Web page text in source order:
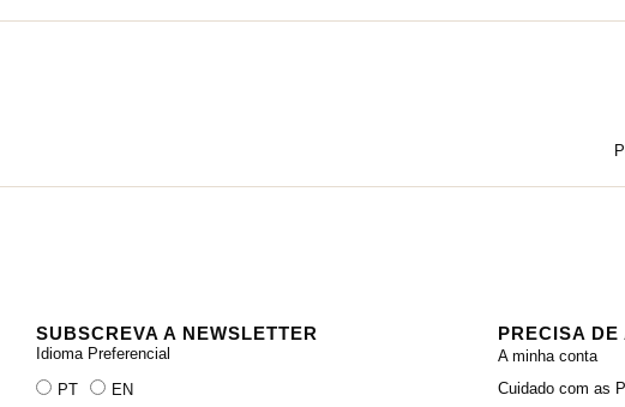
SUBSCREVA A NEWSLETTER
Idioma Preferencial
PT EN
PRECISA
A minha conta
Cuidado com as